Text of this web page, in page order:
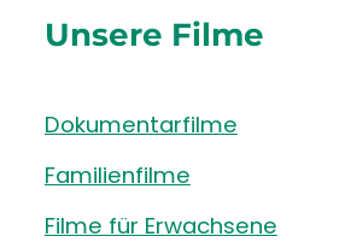
Unsere Filme
Dokumentarfilme
Familienfilme
Filme für Erwachsene